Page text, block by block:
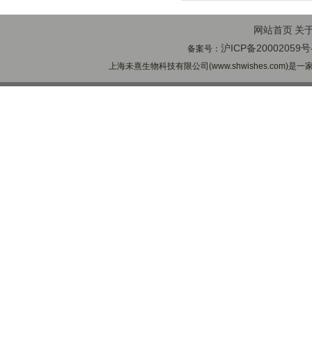
网站首页 关
备案号：沪ICP备20002059
上海未熹生物科技有限公司(www.shwishes.com)是一